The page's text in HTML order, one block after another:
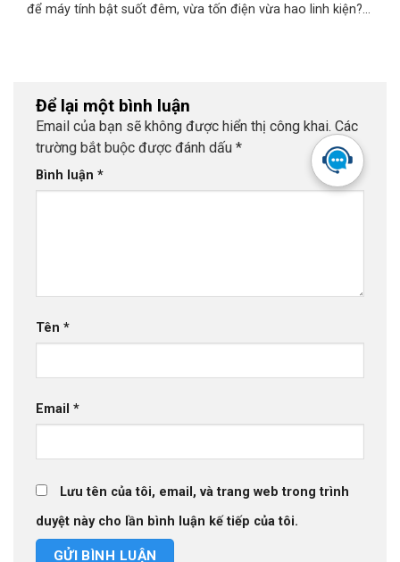
để máy tính bật suốt đêm, vừa tốn điện vừa hao linh kiện?
Để lại một bình luận
Email của bạn sẽ không được hiển thị công khai. Các
trường bắt buộc được đánh dấu *
Bình luận *
Tên *
Email *
Lưu tên của tôi, email, và trang web trong trình
duyệt này cho lần bình luận kế tiếp của tôi.